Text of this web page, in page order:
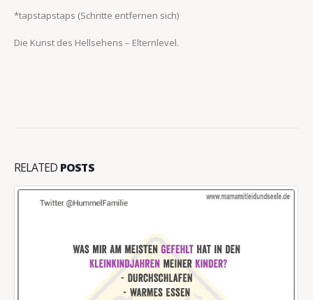
*tapstapstaps (Schritte entfernen sich)
Die Kunst des Hellsehens – Elternlevel.
RELATED POSTS